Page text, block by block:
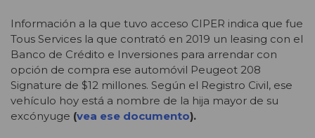
Información a la que tuvo acceso CIPER indica que fue
Tous Services la que contrató en 2019 un leasing con el
Banco de Crédito e Inversiones para arrendar con
opción de compra ese automóvil Peugeot 208
Signature de $12 millones. Según el Registro Civil, ese
vehículo hoy está a nombre de la hija mayor de su
excónyuge (vea ese documento).